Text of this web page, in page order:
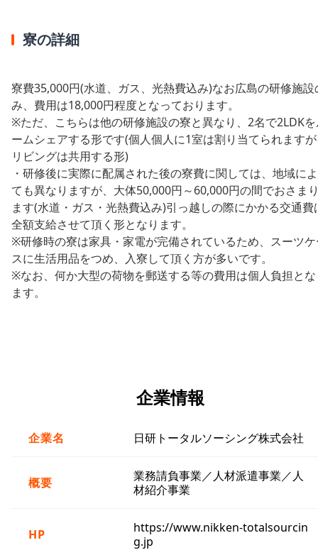
寮の詳細
寮費35,000円(水道、ガス、光熱費込み)なお広島の研修施設
み、費用は18,000円程度となっております。
※ただ、こちらは他の研修施設の寮と異なり、2名で2LDK
ームシェアする形です(個人個人に1室は割り当てられます
リビングは共用する形)
・研修後に実際に配属された後の寮費に関しては、地域に
ても異なりますが、大体50,000円～60,000円の間でおさま
ます(水道・ガス・光熱費込み)引っ越しの際にかかる交通費
全額支給させて頂く形となります。
※研修時の寮は家具・家電が完備されているため、スーツ
スに生活用品をつめ、入寮して頂く方が多いです。
※なお、何か大型の荷物を郵送する等の費用は個人負担と
ます。
企業情報
企業名 日研トータルソーシング株式会社
概要
業務請負事業／人材派遣事業／人
材紹介事業
HP
https://www.nikken-totalsourcin
g.jp